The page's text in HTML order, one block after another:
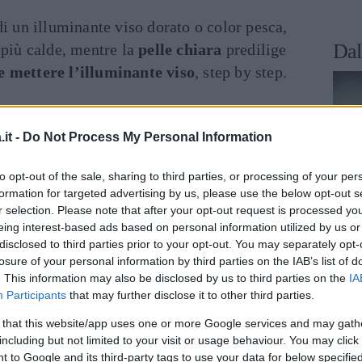
- Do Not Process My Personal Information
opt-out of the sale, sharing to third parties, or processing of your
for targeted advertising by us, please use the below opt-out
selection. Please note that after your opt-out request is processed
interest-based ads based on personal information utilized by us
to third parties prior to your opt-out. You may separately
of your personal information by third parties on the IAB’s list of
This information may also be disclosed by us to third parties on the
Participants that may further disclose it to other third parties.
that this website/app uses one or more Google services and may
but not limited to your visit or usage behaviour. You may
to Google and its third-party tags to use your data for below
un illuminante viso dorato o color pesca,
calde, mentre la pelle chiara predilige
mettere l’illuminante viso, step by step.
, l’illuminante dovrebbe essere dello
per un fondotinta liquido, meglio un
potrebbe non andare bene per chi ha la
opacizzante potrebbe essere un
le zone del viso da illuminare
leggermente più chiaro del tono di
ci sono la fronte, la zona sotto gli
In questo modo si creerà un effetto